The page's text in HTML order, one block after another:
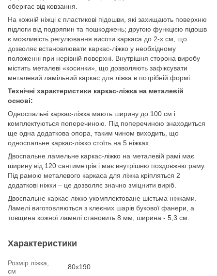
оберігає від ковзання.
На кожній ніжці є пластикові підошви, які захищають поверхню
підлоги від подряпин та пошкоджень; другою функцією підошв
є можливість регулювання висоти каркаса до 2-х см, що
дозволяє встановлювати каркас-ліжко у необхідному
положенні при нерівній поверхні. Внутрішня сторона виробу
містить металеві «косинки», що дозволяють зафіксувати
металевий ламільний каркас для ліжка в потрібній формі.
Технічні характеристики каркас-ліжка на металевій
основі:
Односпальні каркас-ліжка мають ширину до 100 см і
комплектуються поперечиною. Під поперечиною знаходиться
ще одна додаткова опора, таким чином виходить, що
односпальне каркас-ліжко стоїть на 5 ніжках.
Двоспальне ламельне каркас-ліжко на металевій рамі має
ширину від 120 сантиметрів і має внутрішню поздовжню раму.
Під рамою металевого каркаса для ліжка кріпляться 2
додаткові ніжки – це дозволяє значно зміцнити виріб.
Двоспальне каркас-ліжко укомплектоване шістьма ніжками.
Ламелі виготовляються з клеєних шарів букової фанери, а
товщина кожної ламелі становить 8 мм, ширина - 5,3 см.
Характеристики
Розмір ліжка,
см
80х190